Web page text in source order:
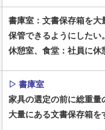
書庫室：文書保存箱を
保管できるようにしたい。
休憩室、食堂：社員に休
▷ 書庫室
家具の選定の前に総重量
大量にある文書保存箱を